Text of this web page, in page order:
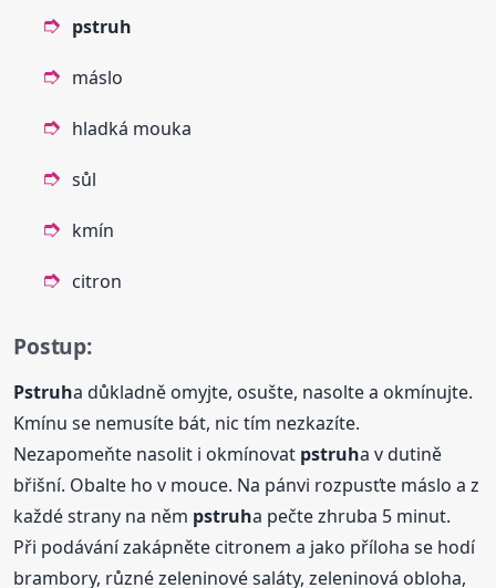
pstruh
máslo
hladká mouka
sůl
kmín
citron
Postup:
Pstruha důkladně omyjte, osušte, nasolte a okmínujte.
Kmínu se nemusíte bát, nic tím nezkazíte.
Nezapomeňte nasolit i okmínovat pstruha v dutině
břišní. Obalte ho v mouce. Na pánvi rozpusťte máslo a z
každé strany na něm pstruha pečte zhruba 5 minut.
Při podávání zakápněte citronem a jako příloha se hodí
brambory, různé zeleninové saláty, zeleninová obloha,